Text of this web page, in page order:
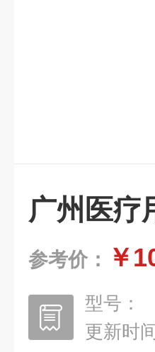
广州医疗
参考价： ￥
型号：
更新时